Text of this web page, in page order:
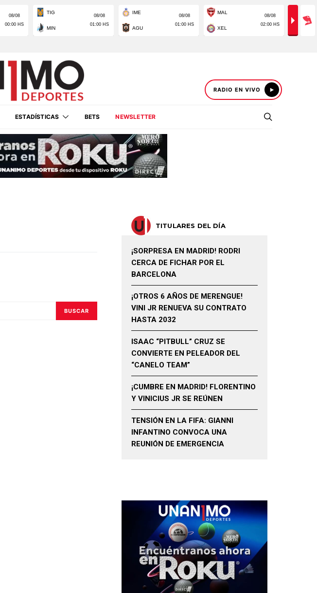
RADIO EN VIVO
ESTADÍSTICAS BETS NEWSLETTER
BUSCAR
TITULARES DEL DÍA
¡SORPRESA EN MADRID! RODRI
CERCA DE FICHAR POR EL
BARCELONA
¡OTROS 6 AÑOS DE MERENGUE!
VINI JR RENUEVA SU CONTRATO
HASTA 2032
ISAAC “PITBULL” CRUZ SE
CONVIERTE EN PELEADOR DEL
“CANELO TEAM”
¡CUMBRE EN MADRID! FLORENTINO
Y VINICIUS JR SE REÚNEN
TENSIÓN EN LA FIFA: GIANNI
INFANTINO CONVOCA UNA
REUNIÓN DE EMERGENCIA